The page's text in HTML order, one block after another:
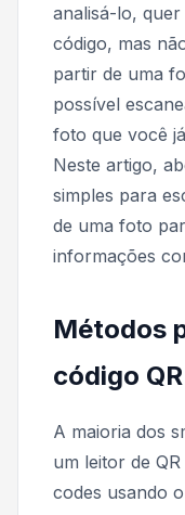
analisá-lo,
código, mas
partir de uma
possível
foto que você
Neste artigo,
simples para
de uma foto
informações
Métodos
código
A maioria dos
um leitor de
codes usando